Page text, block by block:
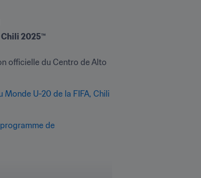
2025™
officielle du Centro de Alto
Monde U-20 de la FIFA, Chili
programme de